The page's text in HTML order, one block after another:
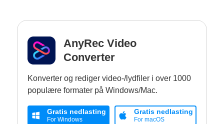
AnyRec Video
Converter
Konverter og rediger video-/lydfiler i over 1000
populære formater på Windows/Mac.
Gratis nedlasting
For Windows
Gratis nedlasting
For macOS